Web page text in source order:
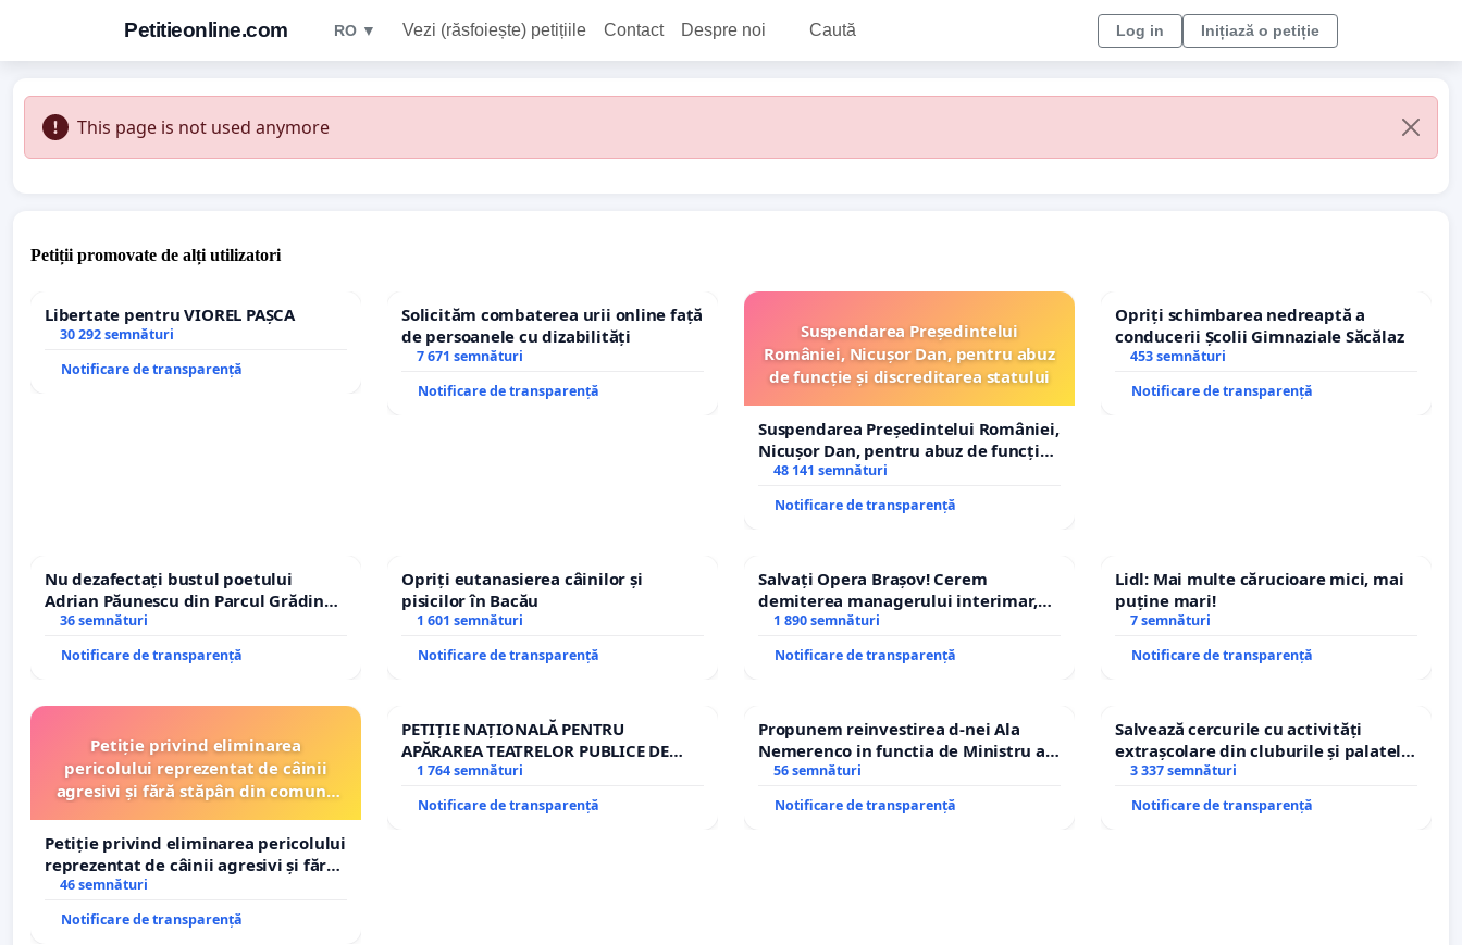
Petitieonline.com RO ▼ Vezi (răsfoiește) petițiile Contact Despre noi Caută Log in Inițiază o petiție
This page is not used anymore
Petiții promovate de alți utilizatori
Libertate pentru VIOREL PAȘCA
30 292 semnături
Notificare de transparență
Solicităm combaterea urii online față
de persoanele cu dizabilități
7 671 semnături
Notificare de transparență
Suspendarea Președintelui
României, Nicușor Dan, pentru abuz
de funcție și discreditarea statului
Suspendarea Președintelui României,
Nicușor Dan, pentru abuz de funcție
și discreditarea statului
48 141 semnături
Notificare de transparență
Opriți schimbarea nedreaptă a
conducerii Școlii Gimnaziale Săcălaz
453 semnături
Notificare de transparență
Nu dezafectați bustul poetului
Adrian Păunescu din Parcul Grădina
Icoanei! Stop cenzurii culturale!
36 semnături
Notificare de transparență
Opriți eutanasierea câinilor și
pisicilor în Bacău
1 601 semnături
Notificare de transparență
Salvați Opera Brașov! Cerem
demiterea managerului interimar,
Petrean Lucian-Marius!
1 890 semnături
Notificare de transparență
Lidl: Mai multe cărucioare mici, mai
puține mari!
7 semnături
Notificare de transparență
Petiție privind eliminarea
pericolului reprezentat de câinii
agresivi și fără stăpân din comuna
Petiție privind eliminarea pericolului
reprezentat de câinii agresivi și fără
stăpân din comuna Tunari
46 semnături
Notificare de transparență
PETIȚIE NAȚIONALĂ PENTRU
APĂRAREA TEATRELOR PUBLICE DE
REPERTORIU DIN ROMÂNIA
1 764 semnături
Notificare de transparență
Propunem reinvestirea d-nei Ala
Nemerenco in functia de Ministru al
Sanatatii
56 semnături
Notificare de transparență
Salvează cercurile cu activități
extrașcolare din cluburile și palatele
copiilor
3 337 semnături
Notificare de transparență